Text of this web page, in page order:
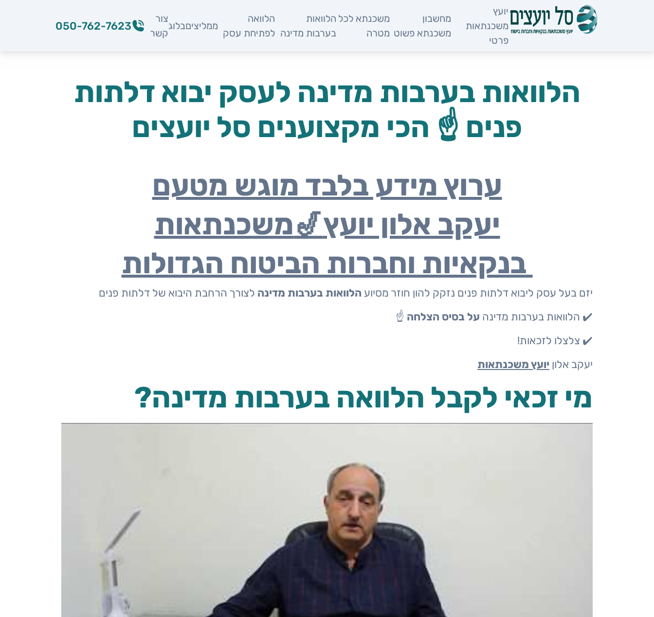
יועץ
משכנתאות
פרטי
מחשבון
משכנתא פשוט
משכנתא לכל
מטרה
הלוואות
בערבות מדינה
הלוואה
לפתיחת עסק
ממליציםבלוג
צור
קשר
050-762-7623
פרטי
מחשבון
משכנתא
פשוט
משכנתא
הלוואות בערבות מדינה לעסק יבוא דלתות
פנים ☝️ הכי מקצוענים סל יועצים
ערוץ מידע בלבד מוגש מטעם
יעקב אלון יועץ🎷משכנתאות
בנקאיות וחברות הביטוח הגדולות
יזם בעל עסק ליבוא דלתות פנים נזקק להון חוזר מסיוע הלוואות בערבות מדינה לצורך הרחבת היבוא של דלתות פנים
✔️ הלוואות בערבות מדינה על בסיס הצלחה ☝️
✔️ צלצלו לזכאות!
יעקב אלון יועץ משכנתאות
מי זכאי לקבל הלוואה בערבות מדינה?